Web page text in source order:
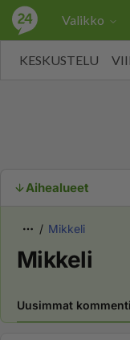
Valikko
KESKUSTELU
Aihealueet
Mikkeli
Mikkeli
Uusimmat